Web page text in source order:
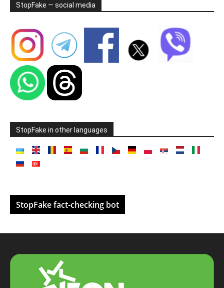
StopFake — social media
StopFake in other languages
StopFake fact-checking bot